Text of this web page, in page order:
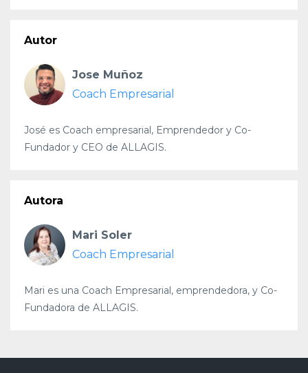
Autor
Jose Muñoz
Coach Empresarial
José es Coach empresarial, Emprendedor y Co-
Fundador y CEO de ALLAGIS.
Autora
Mari Soler
Coach Empresarial
Mari es una Coach Empresarial, emprendedora, y Co-
Fundadora de ALLAGIS.